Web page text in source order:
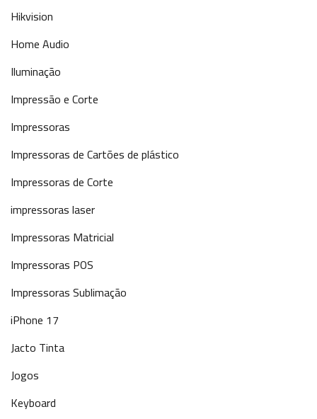
Hikvision
Home Audio
Iluminação
Impressão e Corte
Impressoras
Impressoras de Cartões de plástico
Impressoras de Corte
impressoras laser
Impressoras Matricial
Impressoras POS
Impressoras Sublimação
iPhone 17
Jacto Tinta
Jogos
Keyboard